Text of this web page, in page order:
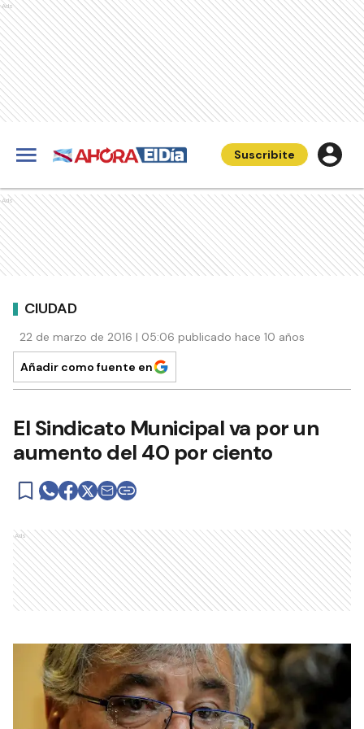
Ads
Suscribite
Ads
CIUDAD
22 de marzo de 2016 | 05:06 publicado hace 10 años
Añadir como fuente en
El Sindicato Municipal va por un
aumento del 40 por ciento
Ads